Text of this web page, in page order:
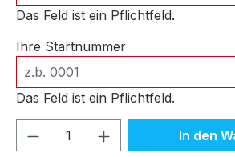
Das Feld ist ein Pflichtfeld.
Ihre Startnummer
Das Feld ist ein Pflichtfeld.
Produkt Anzahl: GibIn den